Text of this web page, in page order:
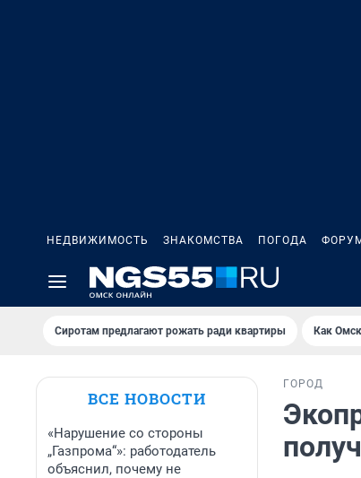
НЕДВИЖИМОСТЬ ЗНАКОМСТВА ПОГОДА
Сиротам предлагают рожать ради квартиры Как
ВСЕ НОВОСТИ
«Нарушение со стороны
„Газпрома“»: работодатель
объяснил, почему не
ГОРОД